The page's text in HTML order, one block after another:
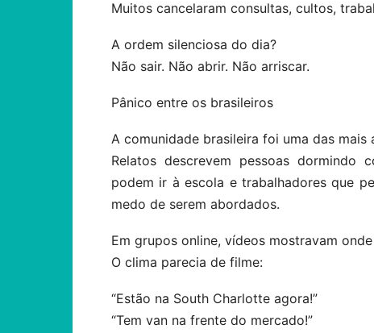
Muitos cancelaram consultas, cultos,
A ordem silenciosa do dia?
Não sair. Não abrir. Não arriscar.
Pânico entre os brasileiros
A comunidade brasileira foi uma das mais
Relatos descrevem pessoas dormindo
podem ir à escola e trabalhadores que
medo de serem abordados.
Em grupos online, vídeos mostravam
O clima parecia de filme:
“Estão na South Charlotte agora!”
“Tem van na frente do mercado!”